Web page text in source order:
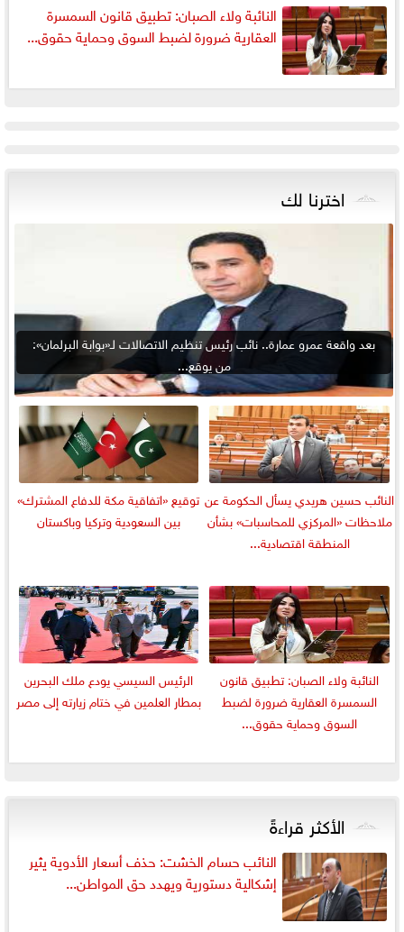
النائبة ولاء الصبان: تطبيق قانون السمسرة
العقارية ضرورة لضبط السوق وحماية حقوق...
اخترنا لك
بعد واقعة عمرو عمارة.. نائب رئيس تنظيم الاتصالات لـ«بوابة البرلمان»:
من يوقع...
النائب حسين هريدي يسأل الحكومة عن
ملاحظات «المركزي للمحاسبات» بشأن
المنطقة اقتصادية...
توقيع «اتفاقية مكة للدفاع المشترك»
بين السعودية وتركيا وباكستان
النائبة ولاء الصبان: تطبيق قانون
السمسرة العقارية ضرورة لضبط
السوق وحماية حقوق...
الرئيس السيسي يودع ملك البحرين
بمطار العلمين في ختام زيارته إلى مصر
الأكثر قراءةً
النائب حسام الخشت: حذف أسعار الأدوية يثير
إشكالية دستورية ويهدد حق المواطن...